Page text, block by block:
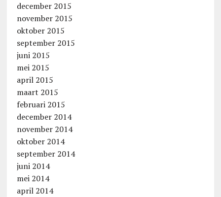
december 2015
november 2015
oktober 2015
september 2015
juni 2015
mei 2015
april 2015
maart 2015
februari 2015
december 2014
november 2014
oktober 2014
september 2014
juni 2014
mei 2014
april 2014